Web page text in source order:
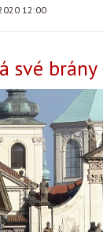
12:00
své brány